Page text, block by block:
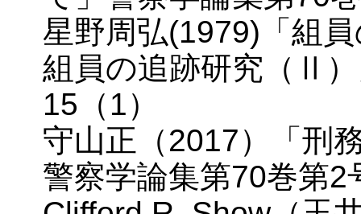
星野周弘(1979)「組
組員の追跡研究（Ⅱ
15（1）
守山正（2017）「刑
警察学論集第70巻第2